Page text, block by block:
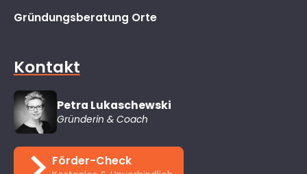
Gründungsberatung Orte
Kontakt
Petra Lukaschewski
Gründerin & Coach
Förder-Check